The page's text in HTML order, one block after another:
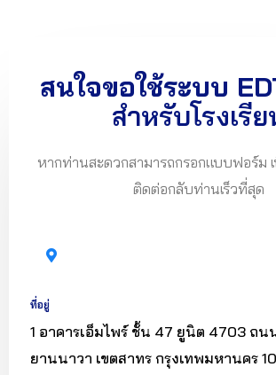
สนใจขอใช้ระบบ
สำหรับโรงเรี
หากท่านสะดวกสามารถกรอกแบบฟอร์ม
ติดต่อกลับท่านเร็วที่สุด
ที่อยู่
1 อาคารเอ็มไพร์ ชั้น 47 ยูนิต 4703 ถน
ยานนาวา เขตสาทร กรุงเทพมหานคร